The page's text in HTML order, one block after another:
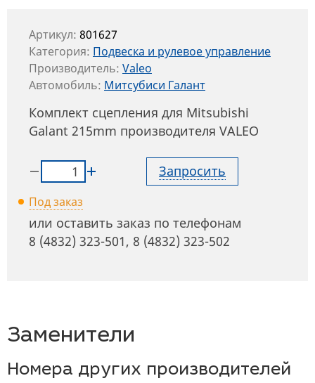
Артикул: 801627
Категория: Подвеска и рулевое управление
Производитель: Valeo
Автомобиль: Митсубиси Галант
Комплект сцепления для Mitsubishi
Galant 215mm производителя VALEO
Запросить
Под заказ
или оставить заказ по телефонам
8 (4832) 323-501, 8 (4832) 323-502
Заменители
Номера других производителей